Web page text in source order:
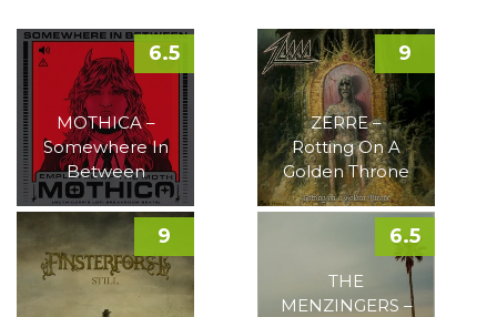
MOTHICA –
Somewhere In
Between
6.5
ZERRE –
Rotting On A
Golden Throne
9
9
THE
MENZINGERS –
6.5